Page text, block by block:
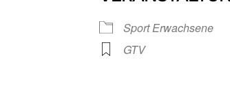
Sport Erwachsene
GTV